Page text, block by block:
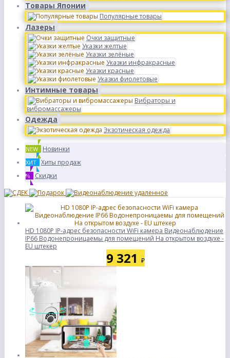
Товары Японии
Популярные товары
Лазеры
Очки защитные
Указки желтые
Указки зелёные
Указки инфракрасные
Указки красные
Указки фиолетовые
Интимные товары
Вибраторы и
вибромассажеры
Одежда
Экзотическая одежда
NEW Новинки
ХИТ Хиты продаж
% Скидки
HD 1080P IP-адрес безопасности WiFi камера Видеонаблюдение
IP66 Водонепроницаемы для помещений На открытом воздухе -
EU штекер
9 321 ₽